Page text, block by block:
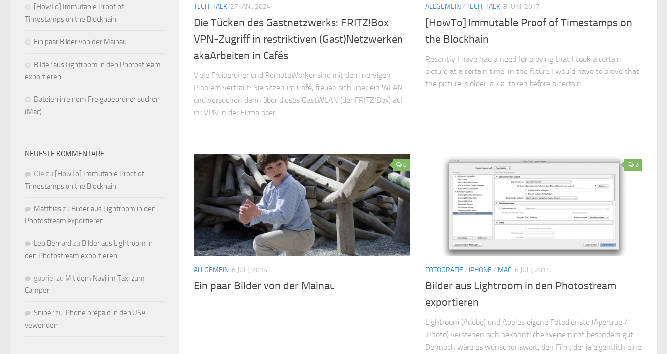
TECH-TALK 27 JAN., 2024
Die Tücken des Gastnetzwerks: FRITZ!Box
VPN-Zugriff in restriktiven (Gast)Netzwerken
akaArbeiten in Cafés
Viele Freiberufler und RemoteWorker sind mit dem nervigen
Problem vertraut: Sie sitzen im Café, freuen sich über ein WLAN
und versuchen dann über dieses GastWLAN (der FRITZ!Box) auf
ihr VPN in der Firma oder...
ALLGEMEIN/ TECH-TALK 8 JUNI, 2017
[HowTo] Immutable Proof of Timestamps on
the Blockhain
Recently I have had a need for proving that I took a certain
picture at a certain time. In the future I would have to prove that
the picture is older, a.k.a. taken before a certain...
0
ALLGEMEIN 6 JULI, 2014
Ein paar Bilder von der Mainau
2
FOTOGRAFIE / IPHONE / MAC 6 JULI, 2014
Bilder aus Lightroom in den Photostream
exportieren
Lightroom (Adobe) und Apples eigene Fotodienste (Apertrue /
iPhoto) verstehen sich bekanntlicherweise nicht besonders gut.
Dennoch wäre es wünschenswert, den Film, der ja eigentlich eine
[HowTo] Immutable Proof of
Timestamps on the Blockhain
Ein paar Bilder von der Mainau
Bilder aus Lightroom in den Photostream
exportieren
Dateien in einem Freigabeordner suchen
(Mac)
NEUESTE KOMMENTARE
Ole zu [HowTo] Immutable Proof of
Timestamps on the Blockhain
Matthiaszu Bilder aus Lightroom in den
Photostream exportieren
Leo Bernard zu Bilder aus Lightroom in
den Photostream exportieren
gabriel zu Mit dem Navi im Taxi zum
Camper
Sniperzu iPhone prepaid in den USA
vewenden